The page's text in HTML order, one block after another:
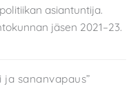
asiantuntija.
jäsen 2021–23.
sananvapaus”